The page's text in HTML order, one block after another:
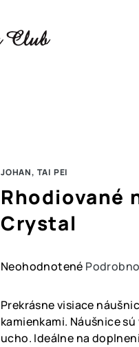
JOHAN, TAI PEI
Rhodiované
Crystal
Priemerné
produktu
je
0,0
Neohodnotené
Prekrásne visiace
kamienkami. Náušnice
ucho. Ideálne na